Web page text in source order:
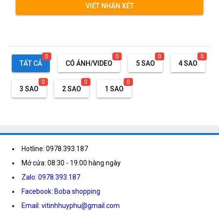
VIẾT NHẬN XÉT
TẤT CẢ
0
CÓ ẢNH/VIDEO
0
5 SAO
0
4 SAO
0
3 SAO
0
2 SAO
0
1 SAO
0
Hotline: 0978.393.187
Mở cửa: 08:30 - 19:00 hàng ngày
Zalo: 0978.393.187
Facebook: Boba shopping
Email: vitinhhuyphu@gmail.com